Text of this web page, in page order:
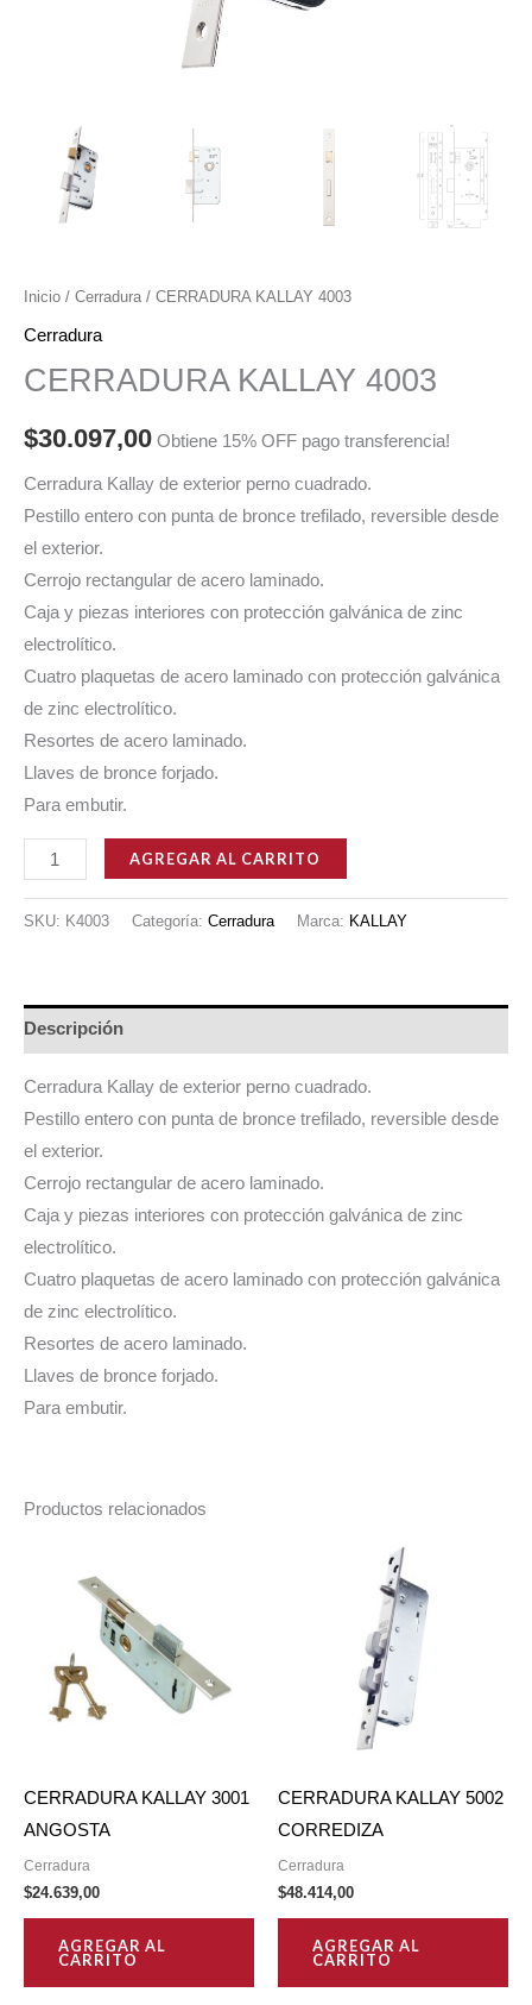
Inicio / Cerradura / CERRADURA KALLAY 4003
Cerradura
CERRADURA KALLAY 4003
$30.097,00 Obtiene 15% OFF pago transferencia!
Cerradura Kallay de exterior perno cuadrado.
Pestillo entero con punta de bronce trefilado, reversible desde
el exterior.
Cerrojo rectangular de acero laminado.
Caja y piezas interiores con protección galvánica de zinc
electrolítico.
Cuatro plaquetas de acero laminado con protección galvánica
de zinc electrolítico.
Resortes de acero laminado.
Llaves de bronce forjado.
Para embutir.
CERRADURA
KALLAY
4003
AGREGAR AL CARRITO
SKU: K4003 Categoría: Cerradura Marca: KALLAY
Descripción
Cerradura Kallay de exterior perno cuadrado.
Pestillo entero con punta de bronce trefilado, reversible desde
el exterior.
Cerrojo rectangular de acero laminado.
Caja y piezas interiores con protección galvánica de zinc
electrolítico.
Cuatro plaquetas de acero laminado con protección galvánica
de zinc electrolítico.
Resortes de acero laminado.
Llaves de bronce forjado.
Para embutir.
Productos relacionados
CERRADURA KALLAY 3001
ANGOSTA
Cerradura
$24.639,00
AGREGAR AL
CARRITO
CERRADURA KALLAY 5002
CORREDIZA
Cerradura
$48.414,00
AGREGAR AL
CARRITO